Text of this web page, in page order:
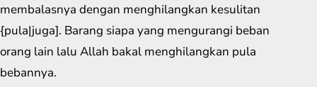
membalasnya dengan menghilangkan kesulitan
{pula|juga]. Barang siapa yang mengurangi beban
orang lain lalu Allah bakal menghilangkan pula
bebannya.